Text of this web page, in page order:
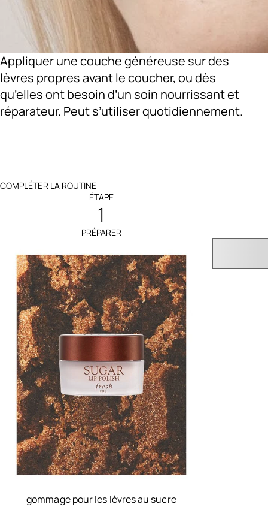
Appliquer une couche généreuse sur des
lèvres propres avant le coucher, ou dès
qu’elles ont besoin d’un soin nourrissant et
réparateur. Peut s’utiliser quotidiennement.
COMPLÉTER LA ROUTINE
ÉTAPE
1
PRÉPARER
gommage pour les lèvres au sucre